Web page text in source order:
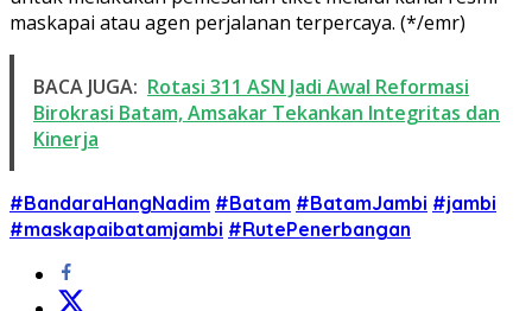
maskapai atau agen perjalanan terpercaya. (*/emr)
BACA JUGA: Rotasi 311 ASN Jadi Awal Reformasi
Birokrasi Batam, Amsakar Tekankan Integritas dan
Kinerja
#BandaraHangNadim #Batam #BatamJambi #jambi
#maskapaibatamjambi #RutePenerbangan